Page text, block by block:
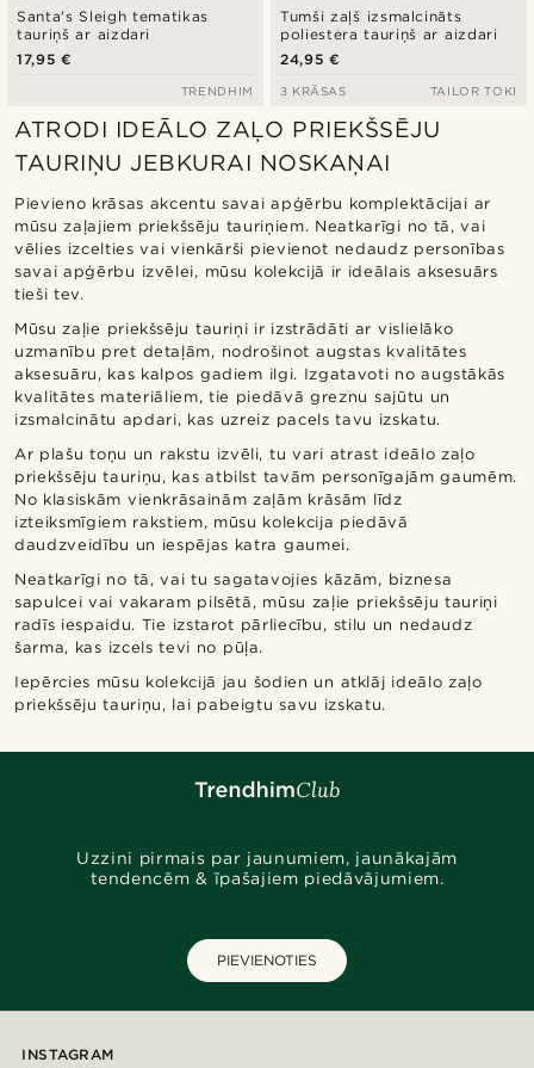
Santa's Sleigh tematikas
tauriņš ar aizdari
17,95 €
TRENDHIM
Tumši zaļš izsmalcināts
poliestera tauriņš ar aizdari
24,95 €
3 KRĀSAS TAILOR TOKI
ATRODI IDEĀLO ZAĻO PRIEKŠSĒJU
TAURIŅU JEBKURAI NOSKAŅAI
Pievieno krāsas akcentu savai apģērbu komplektācijai ar
mūsu zaļajiem priekšsēju tauriņiem. Neatkarīgi no tā, vai
vēlies izcelties vai vienkārši pievienot nedaudz personības
savai apģērbu izvēlei, mūsu kolekcijā ir ideālais aksesuārs
tieši tev.
Mūsu zaļie priekšsēju tauriņi ir izstrādāti ar vislielāko
uzmanību pret detaļām, nodrošinot augstas kvalitātes
aksesuāru, kas kalpos gadiem ilgi. Izgatavoti no augstākās
kvalitātes materiāliem, tie piedāvā greznu sajūtu un
izsmalcinātu apdari, kas uzreiz pacels tavu izskatu.
Ar plašu toņu un rakstu izvēli, tu vari atrast ideālo zaļo
priekšsēju tauriņu, kas atbilst tavām personīgajām gaumēm.
No klasiskām vienkrāsainām zaļām krāsām līdz
izteiksmīgiem rakstiem, mūsu kolekcija piedāvā
daudzveidību un iespējas katra gaumei.
Neatkarīgi no tā, vai tu sagatavojies kāzām, biznesa
sapulcei vai vakaram pilsētā, mūsu zaļie priekšsēju tauriņi
radīs iespaidu. Tie izstarot pārliecību, stilu un nedaudz
šarma, kas izcels tevi no pūļa.
Iepērcies mūsu kolekcijā jau šodien un atklāj ideālo zaļo
priekšsēju tauriņu, lai pabeigtu savu izskatu.
Uzzini pirmais par jaunumiem, jaunākajām
tendencēm & īpašajiem piedāvājumiem.
PIEVIENOTIES
INSTAGRAM